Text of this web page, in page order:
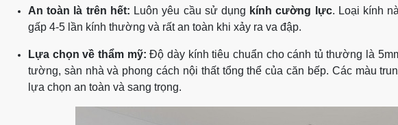
An toàn là trên hết: Luôn yêu cầu sử dụng kính cường lực. Loại kính
gấp 4-5 lần kính thường và rất an toàn khi xảy ra va đập.
Lựa chọn về thẩm mỹ: Độ dày kính tiêu chuẩn cho cánh tủ thường là
tường, sàn nhà và phong cách nội thất tổng thể của căn bếp. Các màu
lựa chọn an toàn và sang trọng.